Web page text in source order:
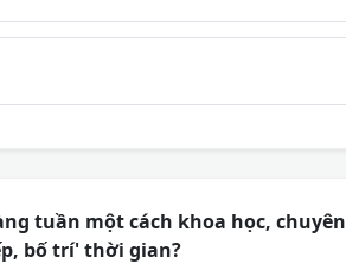
tuần một cách khoa học, chuyên
bố trí' thời gian?